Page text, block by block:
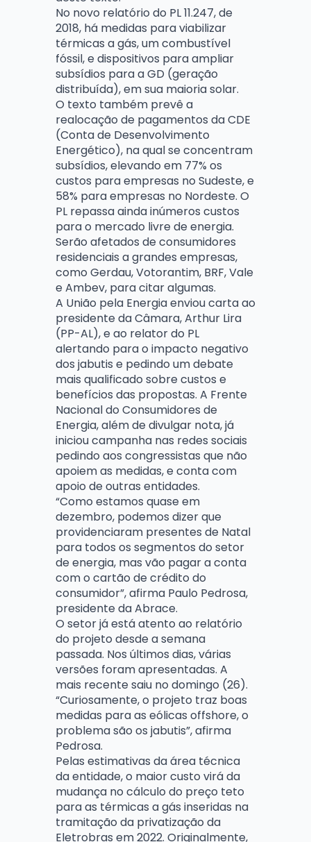
No novo relatório do PL 11.247, de
2018, há medidas para viabilizar
térmicas a gás, um combustível
fóssil, e dispositivos para ampliar
subsídios para a GD (geração
distribuída), em sua maioria solar.
O texto também prevê a
realocação de pagamentos da CDE
(Conta de Desenvolvimento
Energético), na qual se concentram
subsídios, elevando em 77% os
custos para empresas no Sudeste, e
58% para empresas no Nordeste. O
PL repassa ainda inúmeros custos
para o mercado livre de energia.
Serão afetados de consumidores
residenciais a grandes empresas,
como Gerdau, Votorantim, BRF, Vale
e Ambev, para citar algumas.
A União pela Energia enviou carta ao
presidente da Câmara, Arthur Lira
(PP-AL), e ao relator do PL
alertando para o impacto negativo
dos jabutis e pedindo um debate
mais qualificado sobre custos e
benefícios das propostas. A Frente
Nacional do Consumidores de
Energia, além de divulgar nota, já
iniciou campanha nas redes sociais
pedindo aos congressistas que não
apoiem as medidas, e conta com
apoio de outras entidades.
“Como estamos quase em
dezembro, podemos dizer que
providenciaram presentes de Natal
para todos os segmentos do setor
de energia, mas vão pagar a conta
com o cartão de crédito do
consumidor”, afirma Paulo Pedrosa,
presidente da Abrace.
O setor já está atento ao relatório
do projeto desde a semana
passada. Nos últimos dias, várias
versões foram apresentadas. A
mais recente saiu no domingo (26).
“Curiosamente, o projeto traz boas
medidas para as eólicas offshore, o
problema são os jabutis”, afirma
Pedrosa.
Pelas estimativas da área técnica
da entidade, o maior custo virá da
mudança no cálculo do preço teto
para as térmicas a gás inseridas na
tramitação da privatização da
Eletrobras em 2022. Originalmente,